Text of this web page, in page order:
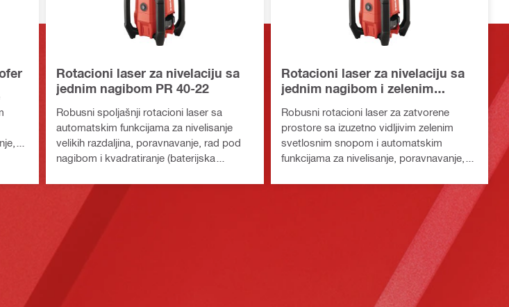
Rotacioni laser za nivelaciju sa
jednim nagibom PR 40-22
Robusni spoljašnji rotacioni laser sa
automatskim funkcijama za nivelisanje
velikih razdaljina, poravnavanje, rad pod
nagibom i kvadratiranje (baterijska
Rotacioni laser za nivelaciju sa
jednim nagibom i zelenim
Robusni rotacioni laser za zatvorene
prostore sa izuzetno vidljivim zelenim
svetlosnim snopom i automatskim
funkcijama za nivelisanje, poravnavanje,
(platforma Nuron)